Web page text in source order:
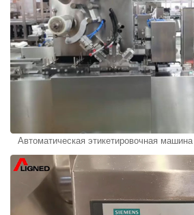
Автоматическая этикетировочная машина